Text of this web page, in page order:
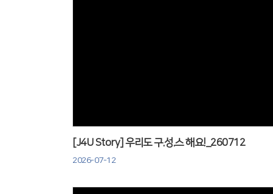
[J4U Story] 우리도 구.성.스 해요!_260712
2026-07-12